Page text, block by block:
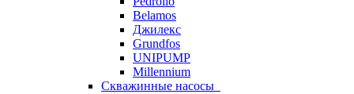
Belamos
Джилекс
Grundfos
UNIPUMP
Millennium
Скважинные насосы